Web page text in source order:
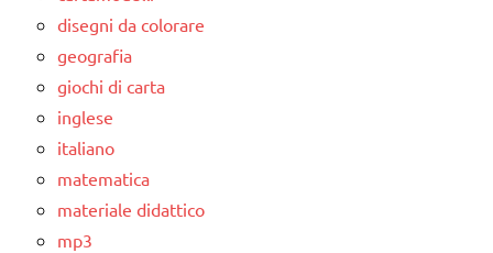
disegni da colorare
geografia
giochi di carta
inglese
italiano
matematica
materiale didattico
mp3